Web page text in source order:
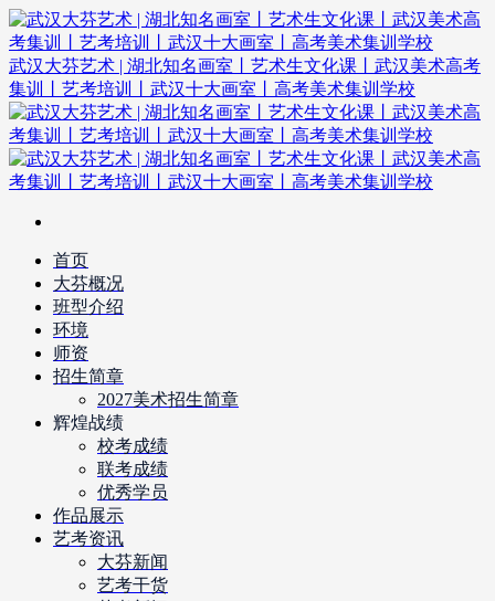
武汉大芬艺术 | 湖北知名画室丨艺术生文化课丨武汉美术高考
集训丨艺考培训丨武汉十大画室丨高考美术集训学校
首页
大芬概况
班型介绍
环境
师资
招生简章
2027美术招生简章
辉煌战绩
校考成绩
联考成绩
优秀学员
作品展示
艺考资讯
大芬新闻
艺考干货